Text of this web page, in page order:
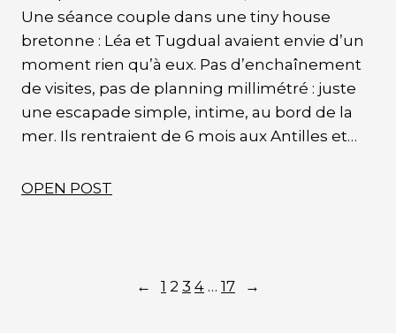
Une séance couple dans une tiny house
bretonne : Léa et Tugdual avaient envie d’un
moment rien qu’à eux. Pas d’enchaînement
de visites, pas de planning millimétré : juste
une escapade simple, intime, au bord de la
mer. Ils rentraient de 6 mois aux Antilles et…
OPEN POST
← 1 2 3 4 … 17 →